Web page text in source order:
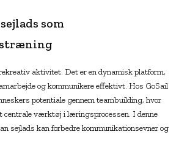
som
aktivitet. Det er en dynamisk platform,
og kommunikere effektivt. Hos GoSail
potentiale gennem teambuilding, hvor
centrale værktøj i læringsprocessen. I denne
sejlads kan forbedre kommunikationsevner og